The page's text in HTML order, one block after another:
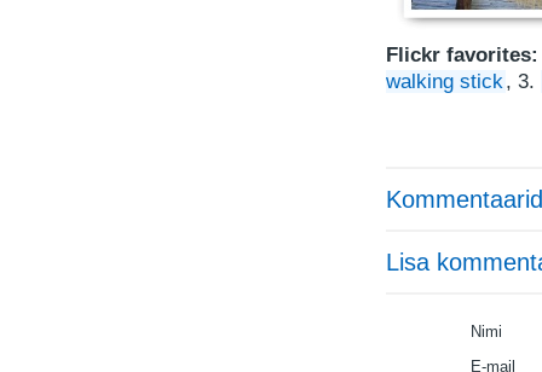
Flickr favorites:
walking stick, 3.
Lisa
Nimi
E-mail